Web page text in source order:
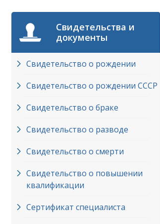
Свидетельства и
документы
Свидетельство о рождении
Свидетельство о рождении СССР
Свидетельство о браке
Свидетельство о разводе
Свидетельство о смерти
Свидетельство о повышении
квалификации
Сертификат специалиста